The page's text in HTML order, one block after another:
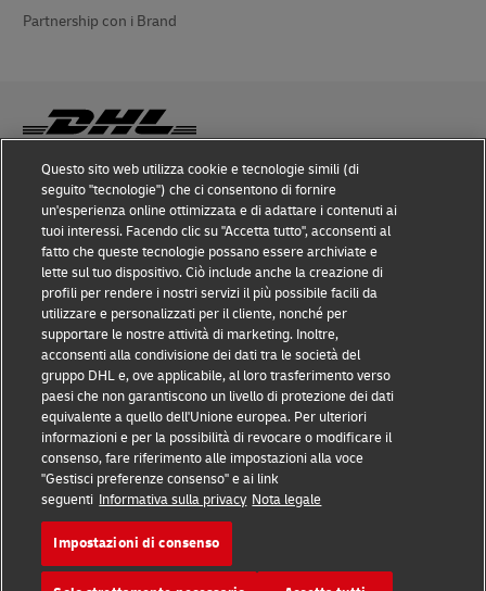
Partnership con i Brand
Prevenzione delle frodi
Nota legale
Condizioni d’uso
Avviso sulla privacy
Accessibilità
Altre informazioni
Cookie
Seguici
Questo sito web utilizza cookie e tecnologie simili (di
seguito "tecnologie") che ci consentono di fornire
un'esperienza online ottimizzata e di adattare i contenuti ai
tuoi interessi. Facendo clic su "Accetta tutto", acconsenti al
fatto che queste tecnologie possano essere archiviate e
lette sul tuo dispositivo. Ciò include anche la creazione di
profili per rendere i nostri servizi il più possibile facili da
utilizzare e personalizzati per il cliente, nonché per
supportare le nostre attività di marketing. Inoltre,
acconsenti alla condivisione dei dati tra le società del
gruppo DHL e, ove applicabile, al loro trasferimento verso
paesi che non garantiscono un livello di protezione dei dati
equivalente a quello dell'Unione europea. Per ulteriori
informazioni e per la possibilità di revocare o modificare il
consenso, fare riferimento alle impostazioni alla voce
"Gestisci preferenze consenso" e ai link
seguenti Informativa sulla privacy Nota legale
Impostazioni di consenso